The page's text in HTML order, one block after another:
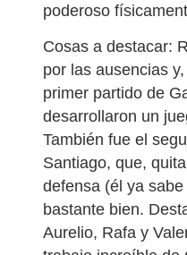
poderoso
Cosas a destacar:
por las ausencias
primer partido de
desarrollaron un
También fue el
Santiago, que,
defensa (él ya
bastante bien.
Aurelio, Rafa y